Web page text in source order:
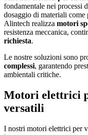
fondamentale nei processi
dosaggio di materiali
Alintech realizza motori
resistenza meccanica,
richiesta.
Le nostre soluzioni sono
complessi, garantendo
ambientali critiche.
Motori elettrici
versatili
I nostri motori elettrici per